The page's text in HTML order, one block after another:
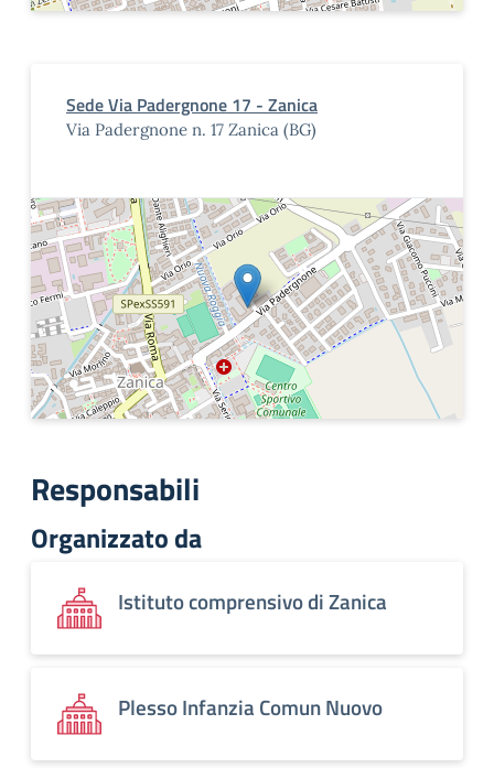
Sede Via Padergnone 17 - Zanica
Via Padergnone n. 17 Zanica (BG)
Responsabili
Organizzato da
Istituto comprensivo di Zanica
Plesso Infanzia Comun Nuovo